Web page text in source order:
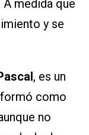
medida que
y se
, es un
como
no